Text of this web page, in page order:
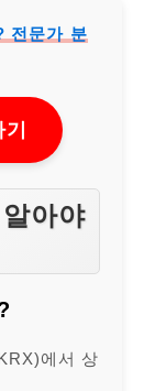
전문가 분
아야
에서 상